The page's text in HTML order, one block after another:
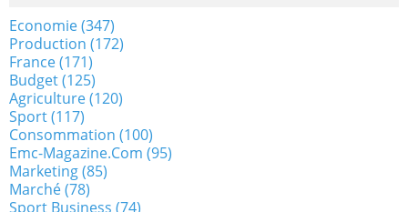
Economie(347)
Production (172)
France(171)
Budget(125)
Agriculture(120)
Sport(117)
Consommation (100)
Emc-Magazine.com (95)
Marketing(85)
Marché(78)
Sport Business (74)